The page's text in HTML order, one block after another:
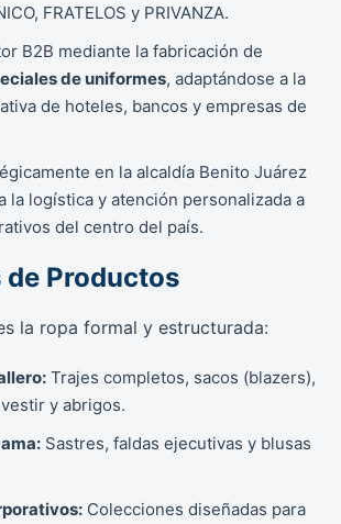
FRATELOS y PRIVANZA.
B2B mediante la fabricación de
de uniformes, adaptándose a la
de hoteles, bancos y empresas de
en la alcaldía Benito Juárez
la logística y atención personalizada a
del centro del país.
Productos
la ropa formal y estructurada:
Trajes completos, sacos (blazers),
y abrigos.
Sastres, faldas ejecutivas y blusas
Colecciones diseñadas para